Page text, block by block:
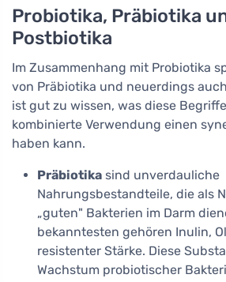
Probiotika, Präbiotika
Postbiotika
Im Zusammenhang mit Probiotika
von Präbiotika und neuerdings
ist gut zu wissen, was diese
kombinierte Verwendung einen
haben kann.
Präbiotika sind unverdauliche
Nahrungsbestandteile, die als
„guten" Bakterien im Darm
bekanntesten gehören Inulin,
resistenter Stärke. Diese
Wachstum probiotischer